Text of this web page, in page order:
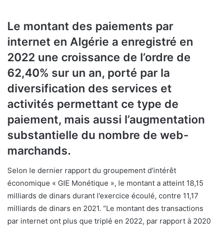
Le montant des paiements par
internet en Algérie a enregistré en
2022 une croissance de l’ordre de
62,40% sur un an, porté par la
diversification des services et
activités permettant ce type de
paiement, mais aussi l’augmentation
substantielle du nombre de web-
marchands.
Selon le dernier rapport du groupement d’intérêt
économique « GIE Monétique », le montant a atteint 18,15
milliards de dinars durant l’exercice écoulé, contre 11,17
milliards de dinars en 2021. “Le montant des transactions
par internet ont plus que triplé en 2022, par rapport à 2020